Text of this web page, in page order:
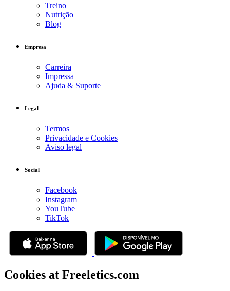
Treino
Nutrição
Blog
Empresa
Carreira
Impressa
Ajuda & Suporte
Legal
Termos
Privacidade e Cookies
Aviso legal
Social
Facebook
Instagram
YouTube
TikTok
Cookies at Freeletics.com